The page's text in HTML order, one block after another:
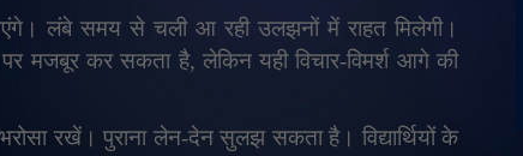
लंबे समय से चली आ रही उलझनों में राहत मिलेगी।
पर मजबूर कर सकता है, लेकिन यही विचार-विमर्श आगे की
रखें। पुराना लेन-देन सुलझ सकता है। विद्यार्थियों के